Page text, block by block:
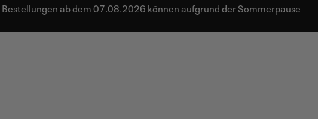
ab dem 07.08.2026 können aufgrund der Sommerpause